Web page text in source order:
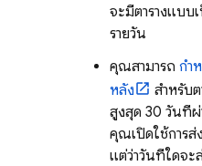
จะมีตารางแบบ
รายวัน
คุณสามารถ กำ
หลัง
สำหรับ
สูงสุด 30 วันที่ผ่
คุณเปิดใช้การส่
แต่ว่าวันที่ใดจะ